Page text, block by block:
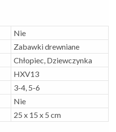
Nie
Zabawki drewniane
Chłopiec, Dziewczynka
HXV13
3-4, 5-6
Nie
25 x 15 x 5 cm